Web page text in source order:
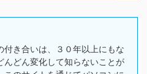
付き合いは、３０年以上にもな
んどん変化して知らないことが